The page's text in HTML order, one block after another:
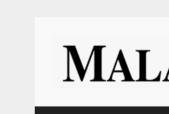
content